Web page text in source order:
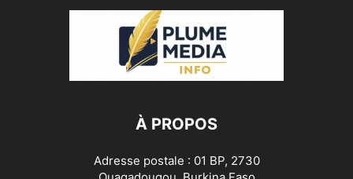
À PROPOS
Adresse postale : 01 BP, 2730